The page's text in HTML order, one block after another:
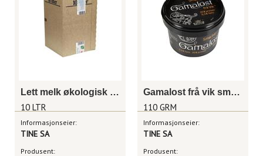
Lett melk økologisk 10l
10 LTR
Informasjonseier:
TINE SA
Produsent:
Gamalost frå vik smørbar 110g
110 GRM
Informasjonseier:
TINE SA
Produsent: